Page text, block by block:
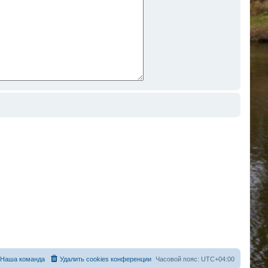
Часовой пояс: UTC+04:00
Удалить cookies конференции
Наша команда